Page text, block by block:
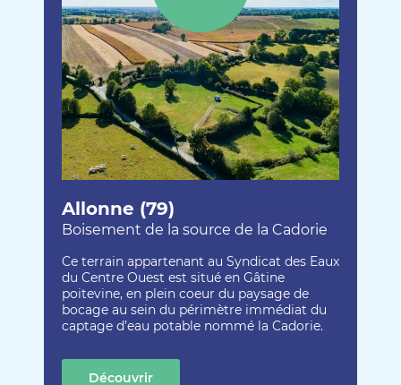
Allonne (79)
Boisement de la source de la Cadorie
Ce terrain appartenant au Syndicat des Eaux
du Centre Ouest est situé en Gâtine
poitevine, en plein coeur du paysage de
bocage au sein du périmètre immédiat du
captage d’eau potable nommé la Cadorie.
Découvrir